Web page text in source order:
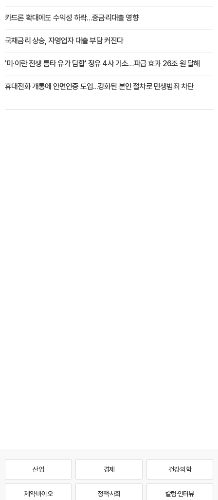
카드론 확대에도 수익성 하락…중금리대출 영향
국채금리 상승, 자영업자 대출 부담 커진다
'미·이란 전쟁 틈타 유가 담합' 정유 4사 기소…파급 효과 26조 원 달해
휴대전화 개통에 안면인증 도입...강화된 본인 절차로 민생범죄 차단
산업 경제 건강·의학
제약·바이오 정책·사회 칼럼·인터뷰